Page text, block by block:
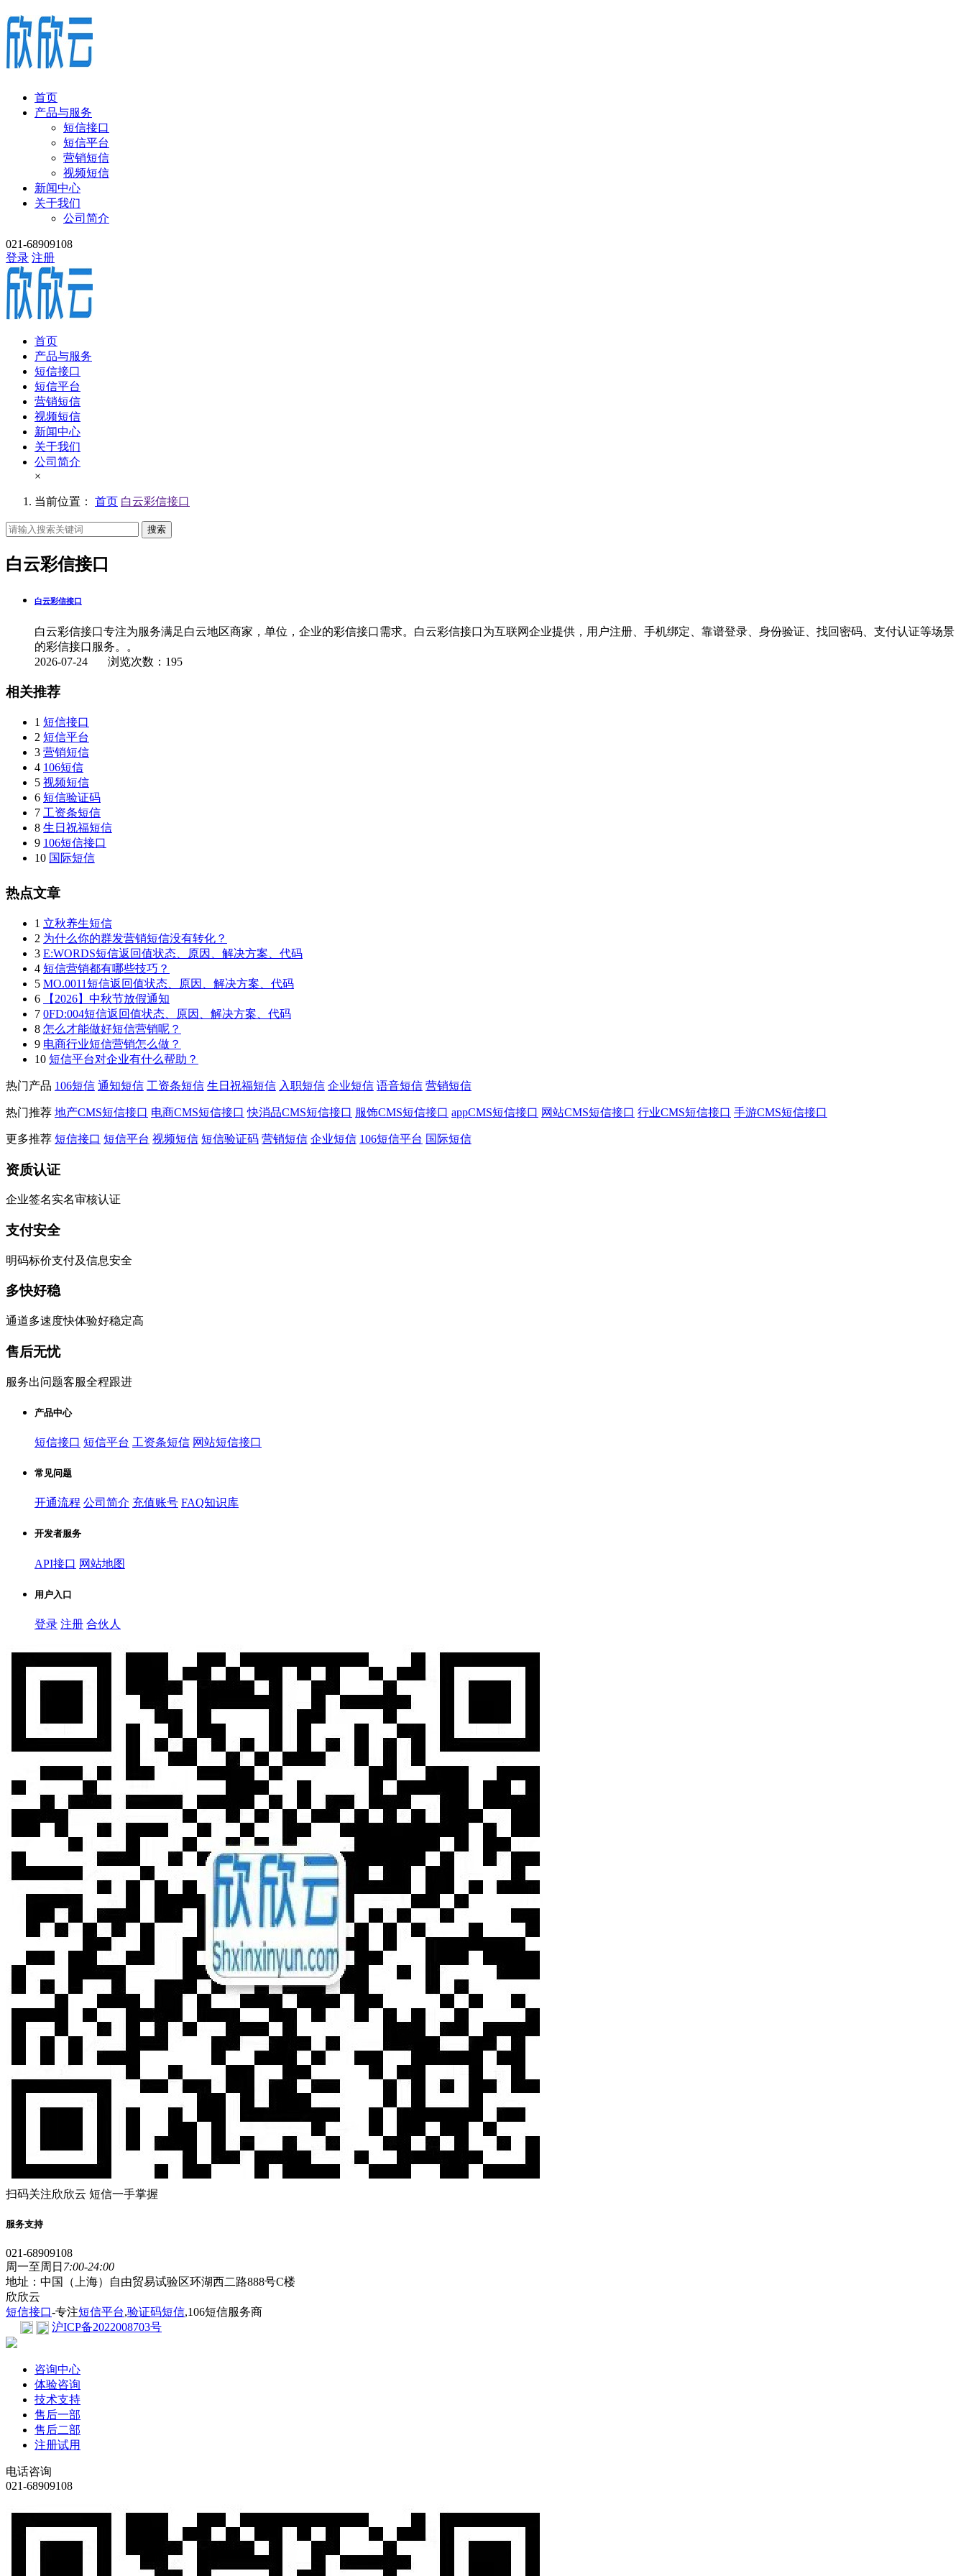
首页
产品与服务
短信接口
短信平台
营销短信
视频短信
新闻中心
关于我们
公司简介
021-68909108
登录 注册
首页
产品与服务
短信接口
短信平台
营销短信
视频短信
新闻中心
关于我们
公司简介
×
当前位置： 首页 白云彩信接口
搜索
白云彩信接口
白云彩信接口
白云彩信接口专注为服务满足白云地区商家，单位，企业的彩信接口需求。白云彩信接口为互联网企业提供，用户注册、手机绑定、靠谱登录、身份验证、找回密码、支付认证等场景
的彩信接口服务。。
2026-07-24 浏览次数：195
相关推荐
1 短信接口
2 短信平台
3 营销短信
4 106短信
5 视频短信
6 短信验证码
7 工资条短信
8 生日祝福短信
9 106短信接口
10 国际短信
热点文章
1 立秋养生短信
2 为什么你的群发营销短信没有转化？
3 E:WORDS短信返回值状态、原因、解决方案、代码
4 短信营销都有哪些技巧？
5 MO.0011短信返回值状态、原因、解决方案、代码
6
【2026】中秋节放假通知
7 0FD:004短信返回值状态、原因、解决方案、代码
8 怎么才能做好短信营销呢？
9 电商行业短信营销怎么做？
10 短信平台对企业有什么帮助？
热门产品 106短信 通知短信 工资条短信 生日祝福短信 入职短信 企业短信 语音短信 营销短信
热门推荐 地产CMS短信接口 电商CMS短信接口 快消品CMS短信接口 服饰CMS短信接口 appCMS短信接口 网站CMS短信接口 行业CMS短信接口 手游CMS短信接口
更多推荐 短信接口 短信平台 视频短信 短信验证码 营销短信 企业短信 106短信平台 国际短信
资质认证
企业签名实名审核认证
支付安全
明码标价支付及信息安全
多快好稳
通道多速度快体验好稳定高
售后无忧
服务出问题客服全程跟进
产品中心
短信接口 短信平台 工资条短信 网站短信接口
常见问题
开通流程 公司简介 充值账号 FAQ知识库
开发者服务
API接口 网站地图
用户入口
登录 注册 合伙人
扫码关注欣欣云 短信一手掌握
服务支持
021-68909108
周一至周日 7:00-24:00
地址：中国（上海）自由贸易试验区环湖西二路888号C楼
欣欣云
短信接口-专注短信平台,验证码短信,106短信服务商
沪ICP备2022008703号
咨询中心
体验咨询
技术支持
售后一部
售后二部
注册试用
电话咨询
021-68909108